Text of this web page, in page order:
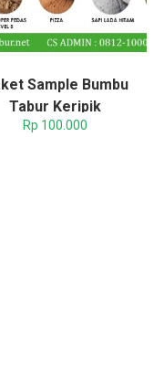
Sample Bumbu
Tabur Keripik
Rp 100.000